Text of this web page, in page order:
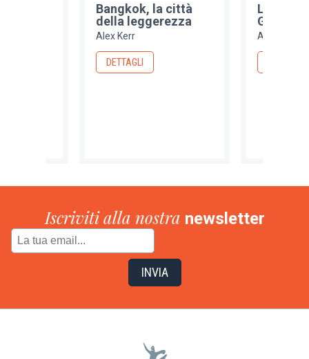
Bangkok, la città
della leggerezza
Alex Kerr
DETTAGLI
La
Alex Kerr
Iscriviti alla nostra newsletter